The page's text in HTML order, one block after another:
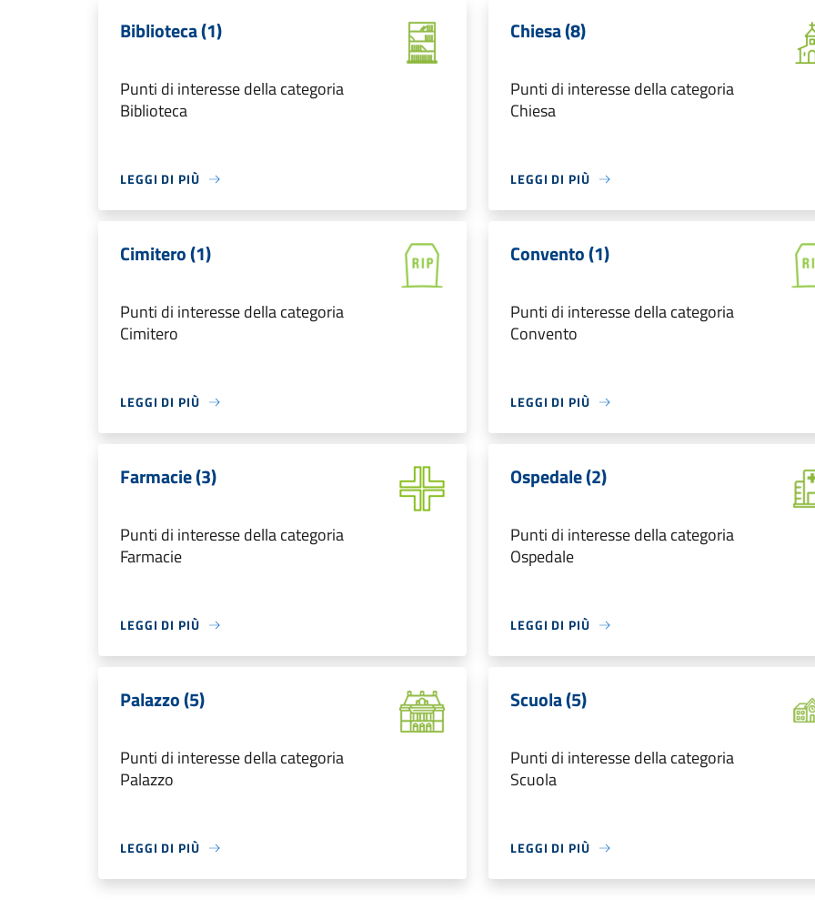
Biblioteca (1)
Punti di interesse della categoria
Biblioteca
LEGGI DI PIÙ
Chiesa (8)
Punti di interesse della categoria
Chiesa
LEGGI DI PIÙ
Cimitero (1)
Punti di interesse della categoria
Cimitero
LEGGI DI PIÙ
Convento (1)
Punti di interesse della categoria
Convento
LEGGI DI PIÙ
Farmacie (3)
Punti di interesse della categoria
Farmacie
LEGGI DI PIÙ
Ospedale (2)
Punti di interesse della categoria
Ospedale
LEGGI DI PIÙ
Palazzo (5)
Punti di interesse della categoria
Palazzo
LEGGI DI PIÙ
Scuola (5)
Punti di interesse della categoria
Scuola
LEGGI DI PIÙ